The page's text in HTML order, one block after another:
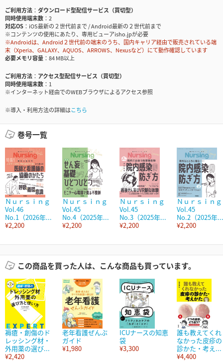
ご利用方法
ダウンロード型配信サービス（買切型）
同時使用端末数
2
対応OS
iOS最新の２世代前まで / Android最新の２世代前まで
※コンテンツの使用にあたり、専用ビューアisho.jpが必要
※Androidは、Android２世代前の端末のうち、国内キャリア経由で販売されている端
末（Xperia、GALAXY、AQUOS、ARROWS、Nexusなど）にて動作確認しています
必要メモリ容量
84 MB以上
ご利用方法
アクセス型配信サービス（買切型）
同時使用端末数
1
※インターネット経由でのWEBブラウザによるアクセス参照
※導入・利用方法の詳細はこちら
巻号一覧
Ｎｕｒｓｉｎｇ
Vol.46
No.1（2026年...
¥2,200
Ｎｕｒｓｉｎｇ
Vol.45
No.4（2025年...
¥2,200
Ｎｕｒｓｉｎｇ
Vol.45
No.3（2025年...
¥2,200
Ｎｕｒｓｉｎｇ
Vol.45
No.2（2025年...
¥2,200
この商品を買った人は、こんな商品も買っています。
褥瘡・創傷のド
レッシング材・
外用薬の選び...
¥2,420
老年看護ぜんぶ
ガイド
¥1,980
ICUナースの知恵
袋
¥3,300
誰も教えてくれ
なかった皮疹の
診かた・考え...
¥4,400